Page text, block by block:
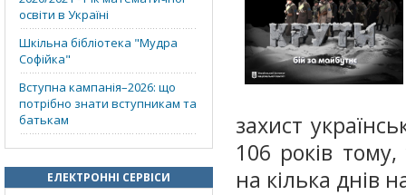
освіти в Україні
Шкільна бібліотека "Мудра
Софійка"
Вступна кампанія–2026: що
потрібно знати вступникам та
батькам
ЕЛЕКТРОННІ СЕРВІСИ
захист
106 років
на кілька днів